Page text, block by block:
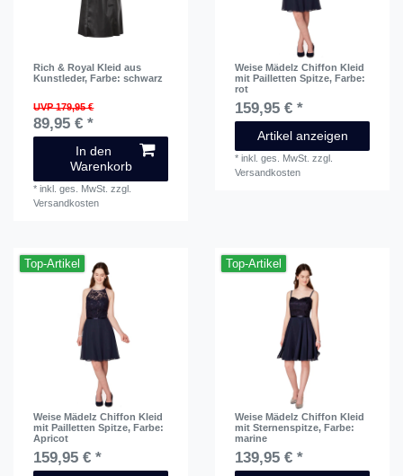
Rich & Royal Kleid aus
Kunstleder, Farbe: schwarz
UVP 179,95 €
89,95 € *
In den
Warenkorb
*inkl. ges. MwSt. zzgl.
Versandkosten
Weise Mädelz Chiffon Kleid
mit Pailletten Spitze, Farbe:
rot
159,95 € *
Artikel anzeigen
*inkl. ges. MwSt. zzgl.
Versandkosten
Top-Artikel
Weise Mädelz Chiffon Kleid
mit Pailletten Spitze, Farbe:
Apricot
159,95 € *
Top-Artikel
Weise Mädelz Chiffon Kleid
mit Sternenspitze, Farbe:
marine
139,95 € *